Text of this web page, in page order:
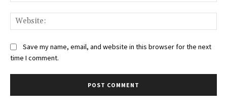
Save my name, email, and website in this browser for the next
time I comment.